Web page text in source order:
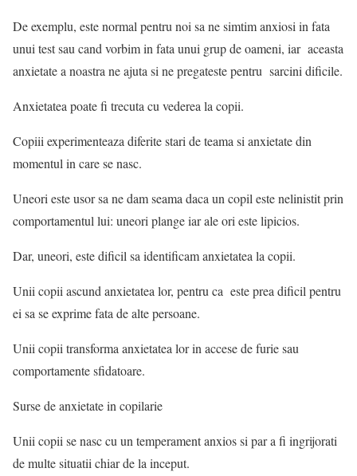
De exemplu, este normal pentru noi sa ne simtim anxiosi in fata
unui test sau cand vorbim in fata unui grup de oameni, iar aceasta
anxietate a noastra ne ajuta si ne pregateste pentru sarcini dificile.
Anxietatea poate fi trecuta cu vederea la copii.
Copiii experimenteaza diferite stari de teama si anxietate din
momentul in care se nasc.
Uneori este usor sa ne dam seama daca un copil este nelinistit prin
comportamentul lui: uneori plange iar ale ori este lipicios.
Dar, uneori, este dificil sa identificam anxietatea la copii.
Unii copii ascund anxietatea lor, pentru ca este prea dificil pentru
ei sa se exprime fata de alte persoane.
Unii copii transforma anxietatea lor in accese de furie sau
comportamente sfidatoare.
Surse de anxietate in copilarie
Unii copii se nasc cu un temperament anxios si par a fi ingrijorati
de multe situatii chiar de la inceput.